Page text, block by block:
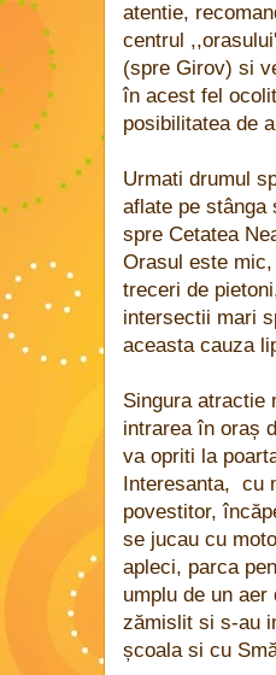
atentie,
centrul
(spre Girov) si
în acest fel
posibilitatea de
Urmati drumul
aflate pe stânga
spre Cetatea
Orasul este
treceri de
intersectii mari
aceasta cauza
Singura atractie
intrarea în oraș
va opriti la
Interesanta, cu
povestitor,
se jucau cu
apleci, parca
umplu de un
zămislit si s-au
școala si cu